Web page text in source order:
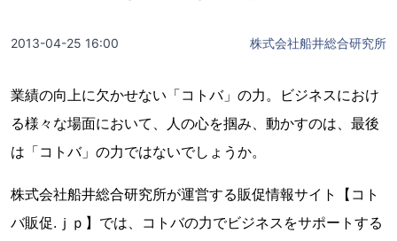
2013-04-25 16:00 株式会社船井総合研究所
業績の向上に欠かせない「コトバ」の力。ビジネスにおけ
る様々な場面において、人の心を掴み、動かすのは、最後
は「コトバ」の力ではないでしょうか。
株式会社船井総合研究所が運営する販促情報サイト【コト
バ販促.ｊｐ】では、コトバの力でビジネスをサポートする